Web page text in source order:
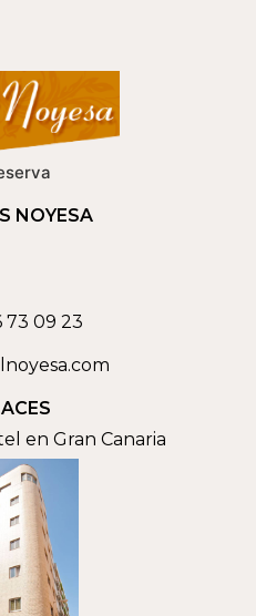
NOYESA
73 09 23
en Gran Canaria